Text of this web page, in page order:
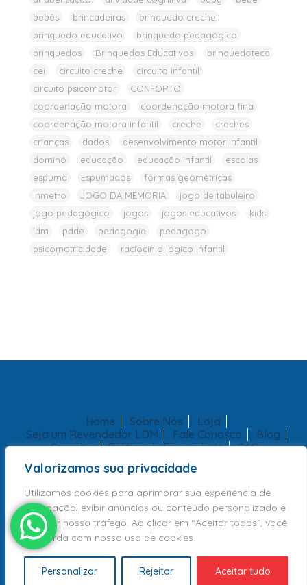
Valorizamos sua privacidade
Utilizamos cookies para aprimorar sua experiência de
navegação, exibir anúncios ou conteúdo personalizado e
analisar nosso tráfego. Ao clicar em “Aceitar todos”, você
concorda com nosso uso de cookies.
Personalizar Rejeitar Aceitar tudo
bebês
brincadeiras
brinquedo creche
brinquedo educativo
brinquedo pedagógico
brinquedos
Brinquedos Educativos
brinquedoteca
cei
circuito creche
circuito infantil
circuito psicomotor
CONFORTO
coordenação motora
coordenação motora fina
coordenação motora infantil
creche
creches
crianças
dados
desenvolvimento motor infantil
dominó
educação educação infantil
escolas
espuma
Espumados
formas geométricas
inmetro
JOGO DA MEMORIA
jogo de tabuleiro
jogo pedagógico
jogos jogos educativos
kids
ldm
pdde pedagogia
pedagogo
psicomotricidade
raciocínio lógico infantil
Home Sobre Nós
Loja
Seja um Revendedor LDM
Fale Conosco
Blog
Carrinho
Politica de Privacidade SAC
Copyright 2026 - LDM Brinquedos Educativos | Todos Direitos
Reservados